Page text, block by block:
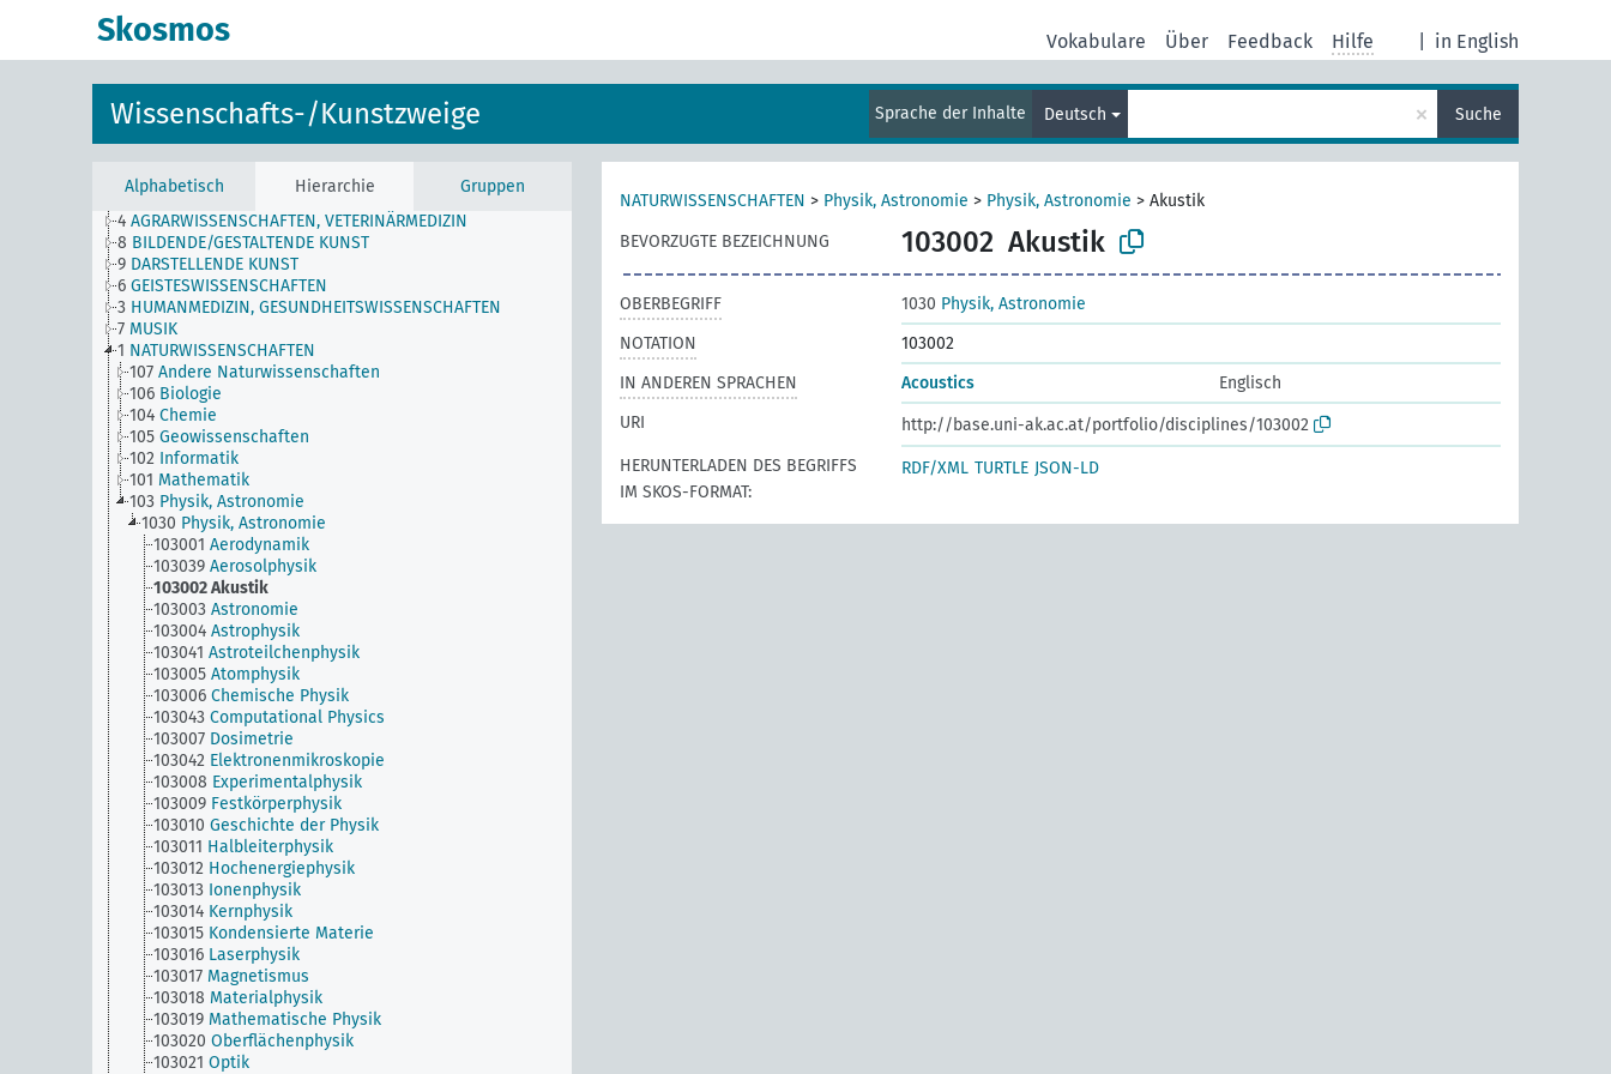
Skosmos in English
Vokabulare Über Feedback Hilfe
Wissenschafts-/Kunstzweige Sprache der Inhalte Deutsch × Suche
Alphabetisch Hierarchie
Gruppen
4 AGRARWISSENSCHAFTEN, VETERINÄRMEDIZIN
8 BILDENDE/GESTALTENDE KUNST
9 DARSTELLENDE KUNST
6 GEISTESWISSENSCHAFTEN
3 HUMANMEDIZIN, GESUNDHEITSWISSENSCHAFTEN
7 MUSIK
1 NATURWISSENSCHAFTEN
107 Andere Naturwissenschaften
106 Biologie
104 Chemie
105 Geowissenschaften
102 Informatik
101 Mathematik
103 Physik, Astronomie
1030 Physik, Astronomie
103001 Aerodynamik
103039 Aerosolphysik
103002Akustik
103003 Astronomie
103004 Astrophysik
103041 Astroteilchenphysik
103005 Atomphysik
103006 Chemische Physik
103043 Computational Physics
103007 Dosimetrie
103042 Elektronenmikroskopie
103008 Experimentalphysik
103009 Festkörperphysik
103010 Geschichte der Physik
103011 Halbleiterphysik
103012 Hochenergiephysik
103013 Ionenphysik
103014 Kernphysik
103015 Kondensierte Materie
103016 Laserphysik
103017 Magnetismus
103018 Materialphysik
103019 Mathematische Physik
103020 Oberflächenphysik
103021 Optik
NATURWISSENSCHAFTEN > Physik, Astronomie > Physik, Astronomie > Akustik
BEVORZUGTE BEZEICHNUNG
103002 Akustik
OBERBEGRIFF 1030 Physik, Astronomie
NOTATION
103002
IN ANDEREN SPRACHEN
Acoustics
Englisch
URI
http://base.uni-ak.ac.at/portfolio/disciplines/103002
HERUNTERLADEN DES BEGRIFFS
IM SKOS-FORMAT:
RDF/XML TURTLE JSON-LD